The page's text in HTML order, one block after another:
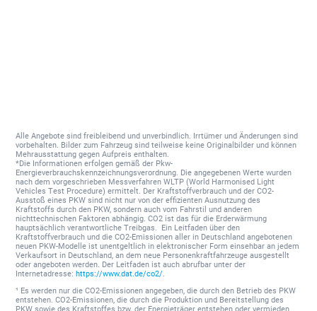
Alle Angebote sind freibleibend und unverbindlich. Irrtümer und Änderungen sind
vorbehalten. Bilder zum Fahrzeug sind teilweise keine Originalbilder und können
Mehrausstattung gegen Aufpreis enthalten.
*Die Informationen erfolgen gemäß der Pkw-
Energieverbrauchskennzeichnungsverordnung. Die angegebenen Werte wurden
nach dem vorgeschrieben Messverfahren WLTP (World Harmonised Light
Vehicles Test Procedure) ermittelt. Der Kraftstoffverbrauch und der CO2-
Ausstoß eines PKW sind nicht nur von der effizienten Ausnutzung des
Kraftstoffs durch den PKW, sondern auch vom Fahrstil und anderen
nichttechnischen Faktoren abhängig. CO2 ist das für die Erderwärmung
hauptsächlich verantwortliche Treibgas. Ein Leitfaden über den
Kraftstoffverbrauch und die CO2-Emissionen aller in Deutschland angebotenen
neuen PKW-Modelle ist unentgeltlich in elektronischer Form einsehbar an jedem
Verkaufsort in Deutschland, an dem neue Personenkraftfahrzeuge ausgestellt
oder angeboten werden. Der Leitfaden ist auch abrufbar unter der
Internetadresse:https://www.dat.de/co2/.
¹ Es werden nur die CO2-Emissionen angegeben, die durch den Betrieb des PKW
entstehen. CO2-Emissionen, die durch die Produktion und Bereitstellung des
PKW sowie des Kraftstoffes bzw. der Energieträger entstehen oder vermieden